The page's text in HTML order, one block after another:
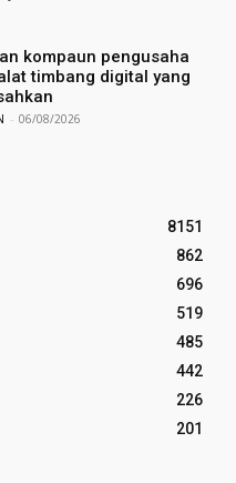
kompaun pengusaha
timbang digital yang
- 06/08/2026
8151
862
696
519
485
442
226
201